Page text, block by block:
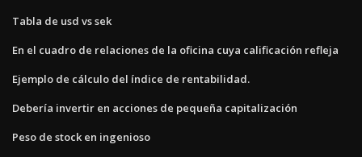
Tabla de usd vs sek
En el cuadro de relaciones de la oficina cuya calificación refleja
Ejemplo de cálculo del índice de rentabilidad.
Debería invertir en acciones de pequeña capitalización
Peso de stock en ingenioso